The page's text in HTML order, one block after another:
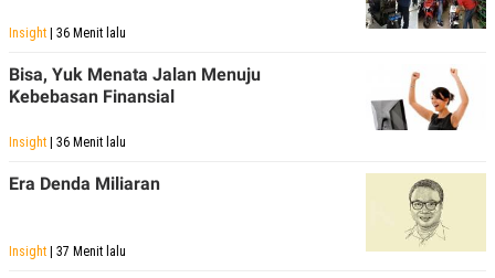
Insight | 36 Menit lalu
Bisa, Yuk Menata Jalan Menuju
Kebebasan Finansial
Insight | 36 Menit lalu
Era Denda Miliaran
Insight | 37 Menit lalu